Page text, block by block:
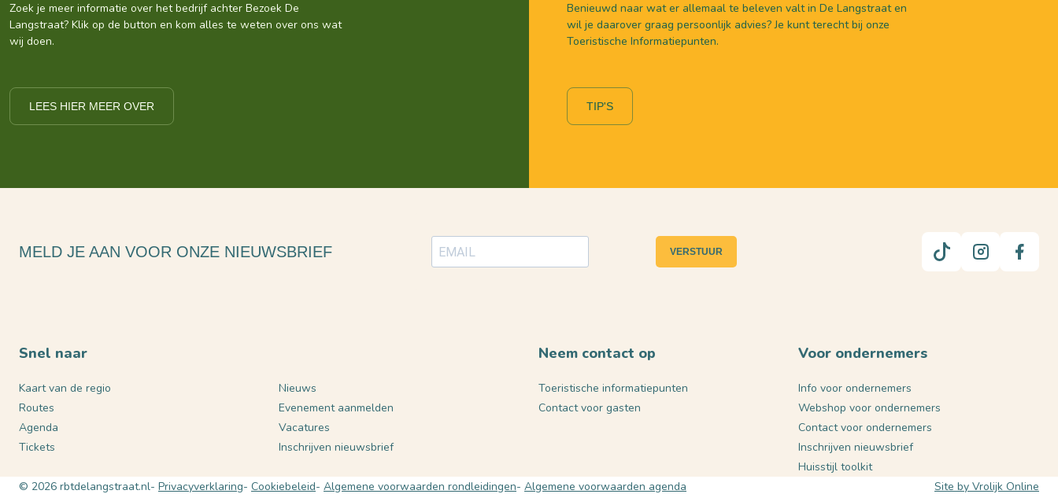
Zoek je meer informatie over het bedrijf achter Bezoek De
Langstraat? Klik op de button en kom alles te weten over ons wat
wij doen.
LEES HIER MEER OVER
Benieuwd naar wat er allemaal te beleven valt in De Langstraat en
wil je daarover graag persoonlijk advies? Je kunt terecht bij onze
Toeristische Informatiepunten.
TIP'S
MELD JE AAN VOOR ONZE NIEUWSBRIEF VERSTUUR
Snel naar
Kaart van de regio
Routes
Agenda
Tickets
Nieuws
Evenement aanmelden
Vacatures
Inschrijven nieuwsbrief
Neem contact op
Toeristische informatiepunten
Contact voor gasten
Voor ondernemers
Info voor ondernemers
Webshop voor ondernemers
Contact voor ondernemers
Inschrijven nieuwsbrief
Huisstijl toolkit
© 2026 rbtdelangstraat.nl Privacyverklaring Cookiebeleid Algemene voorwaarden rondleidingen Algemene voorwaarden agenda Site by Vrolijk Online